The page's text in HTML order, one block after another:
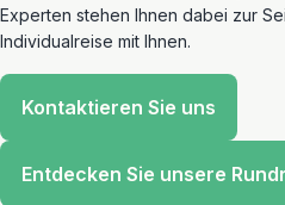
Experten stehen Ihnen dabei zur
Individualreise mit Ihnen.
Kontaktieren Sie uns
Entdecken Sie unsere